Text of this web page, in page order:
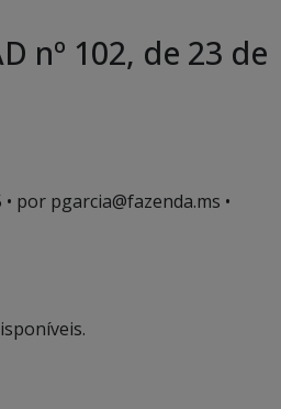
nº 102, de 23 de
• por pgarcia@fazenda.ms •